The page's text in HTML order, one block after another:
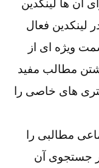
آن ها لینکدین
لینکدین فعال
ویژه ای از
مطالب مفید
های خاصی را
مطالبی را
جستجوی آن